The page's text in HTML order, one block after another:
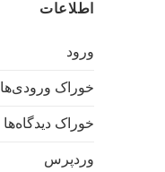
اطلاعات
ورود
خوراک ورودی‌ها
خوراک دیدگاه‌ها
وردپرس